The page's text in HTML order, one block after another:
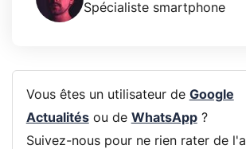
Spécialiste smartphone
Vous êtes un utilisateur de Google
Actualitésou de WhatsApp?
Suivez-nous pour ne rien rater de